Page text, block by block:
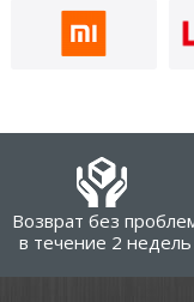
Возврат без
в течение 2 недель